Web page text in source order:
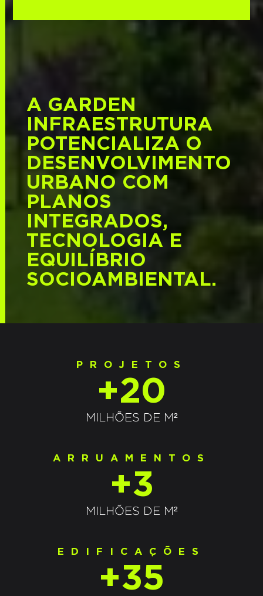
A GARDEN
INFRAESTRUTURA
POTENCIALIZA O
DESENVOLVIMENTO
URBANO COM
PLANOS
INTEGRADOS,
TECNOLOGIA E
EQUILÍBRIO
SOCIOAMBIENTAL.
PROJETOS
+20
MILHÕES DE M²
ARRUAMENTOS
+3
MILHÕES DE M²
EDIFICAÇÕES
+35